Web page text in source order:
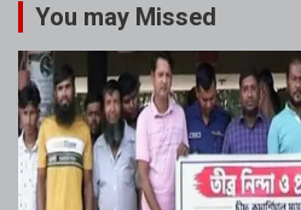
You may Missed